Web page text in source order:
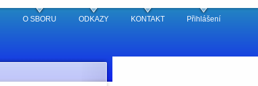
O SBORU ODKAZY KONTAKT Přihlášení